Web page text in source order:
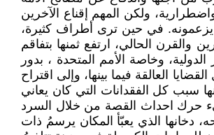
ولكن المهم إقناع الآخرين
يزعمونه. في حين ترى أطراف كثيرة،
الحالي، ارتفع ثمنها بتفاقم
وخاصة الأمم المتحدة ، بدور
العالقة فيما بينها، وإلى اقتراح
سبب كل الفقدانات التي كان يعاني
حرك احداث القصة من خلال السرد
دخانها الذي يعبّأ المكان يرسمُ ذات